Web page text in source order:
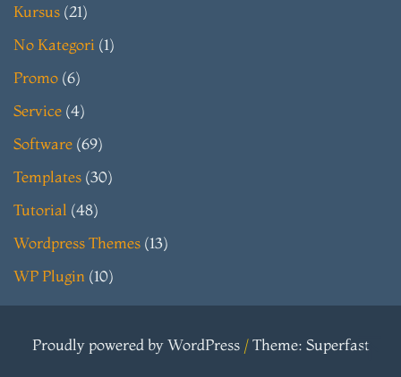
Kursus (21)
No Kategori (1)
Promo (6)
Service (4)
Software (69)
Templates (30)
Tutorial (48)
Wordpress Themes (13)
WP Plugin (10)
Proudly powered by WordPress /Theme: Superfast